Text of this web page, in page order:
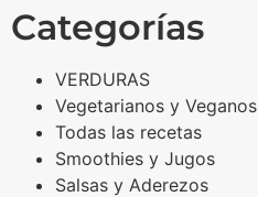
Categorías
VERDURAS
Vegetarianos y Veganos
Todas las recetas
Smoothies y Jugos
Salsas y Aderezos